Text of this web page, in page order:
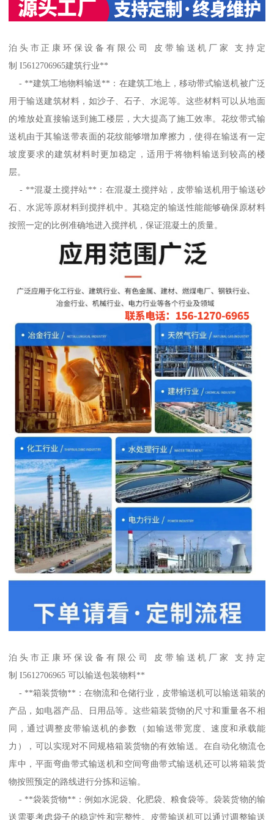
泊头市正康环保设备有限公司 皮带输送机厂家 支持定
制 I5612706965建筑行业**
- **建筑工地物料输送**：在建筑工地上，移动带式输送机被广泛
用于输送建筑材料，如沙子、石子、水泥等。这些材料可以从地面
的堆放处直接输送到施工楼层，大大提高了施工效率。花纹带式输
送机由于其输送带表面的花纹能够增加摩擦力，使得在输送有一定
坡度要求的建筑材料时更加稳定，适用于将物料输送到较高的楼
层。
- **混凝土搅拌站**：在混凝土搅拌站，皮带输送机用于输送砂
石、水泥等原材料到搅拌机中。其稳定的输送性能能够确保原材料
按照一定的比例准确地进入搅拌机，保证混凝土的质量。
泊头市正康环保设备有限公司 皮带输送机厂家 支持定
制 I5612706965 可以输送包装物料**
- **箱装货物**：在物流和仓储行业，皮带输送机可以输送箱装的
产品，如电器产品、日用品等。这些箱装货物的尺寸和重量各不相
同，通过调整皮带输送机的参数（如输送带宽度、速度和承载能
力），可以实现对不同规格箱装货物的有效输送。在自动化物流仓
库中，平面弯曲带式输送机和空间弯曲带式输送机还可以将箱装货
物按照预定的路线进行分拣和运输。
- **袋装货物**：例如水泥袋、化肥袋、粮食袋等。袋装货物的输
送需要考虑袋子的稳定性和完整性。皮带输送机可以通过调整输送